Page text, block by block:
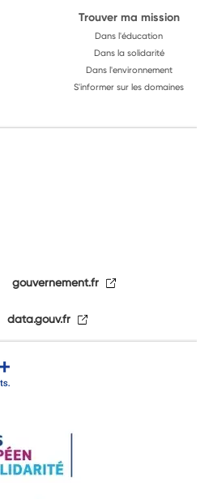
Trouver ma mission
Dans l'éducation
Dans la solidarité
Dans l'environnement
S'informer sur les domaines
gouvernement.fr
data.gouv.fr